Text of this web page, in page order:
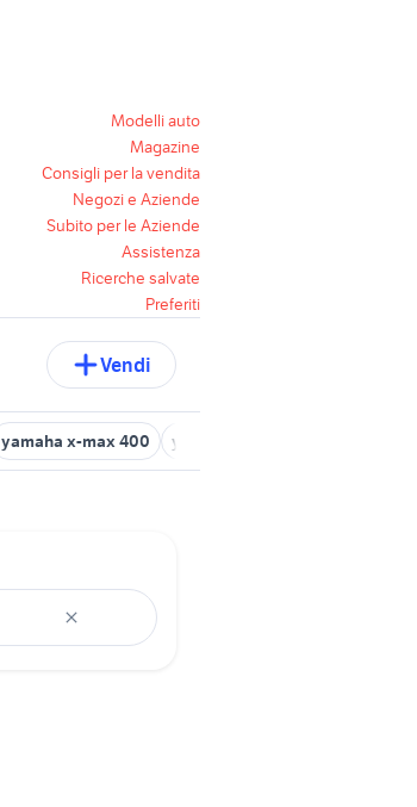
Modelli auto
Magazine
Consigli per la vendita
Negozi e Aziende
Subito per le Aziende
Assistenza
Ricerche salvate
Preferiti
Vendi
yamaha x-max 400 yamaha yzf r125